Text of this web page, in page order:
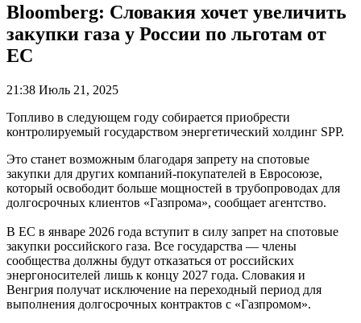
Bloomberg: Словакия хочет увеличить
закупки газа у России по льготам от
ЕС
21:38 Июль 21, 2025
Топливо в следующем году собирается приобрести
контролируемый государством энергетический холдинг SPP.
Это станет возможным благодаря запрету на спотовые
закупки для других компаний-покупателей в Евросоюзе,
который освободит больше мощностей в трубопроводах для
долгосрочных клиентов «Газпрома», сообщает агентство.
В ЕС в январе 2026 года вступит в силу запрет на спотовые
закупки российского газа. Все государства — члены
сообщества должны будут отказаться от российских
энергоносителей лишь к концу 2027 года. Словакия и
Венгрия получат исключение на переходный период для
выполнения долгосрочных контрактов с «Газпромом».